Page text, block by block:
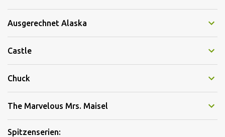
Ausgerechnet Alaska
Castle
Chuck
The Marvelous Mrs. Maisel
Spitzenserien: